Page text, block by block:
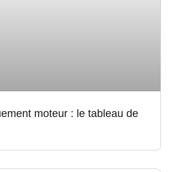
moteur : le tableau de